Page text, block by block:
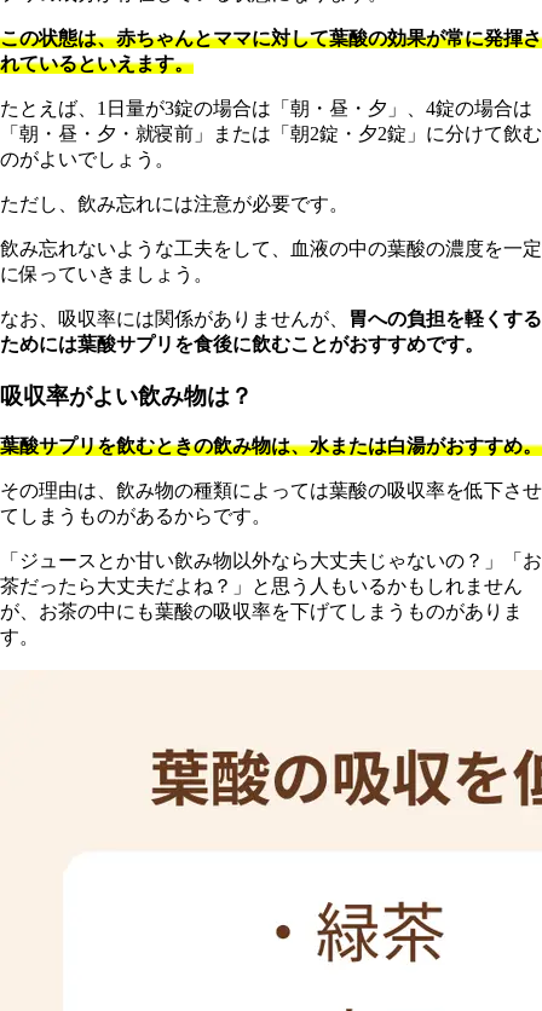
この状態は、赤ちゃんとママに対して葉酸の効果が常に発揮さ
れているといえます。
たとえば、1日量が3錠の場合は「朝・昼・夕」、4錠の場合は
「朝・昼・夕・就寝前」または「朝2錠・夕2錠」に分けて飲む
のがよいでしょう。
ただし、飲み忘れには注意が必要です。
飲み忘れないような工夫をして、血液の中の葉酸の濃度を一定
に保っていきましょう。
なお、吸収率には関係がありませんが、
胃への負担を軽くする
ためには葉酸サプリを食後に飲むことがおすすめです。
吸収率がよい飲み物は？
葉酸サプリを飲むときの飲み物は、水または白湯がおすすめ。
その理由は、飲み物の種類によっては葉酸の吸収率を低下させ
てしまうものがあるからです。
「 ジュースとか甘い飲み物以外なら大丈夫じゃないの？」「お
茶だったら大丈夫だよね？」と思う人もいるかもしれません
が、お茶の中にも葉酸の吸収率を下げてしまうものがありま
す。